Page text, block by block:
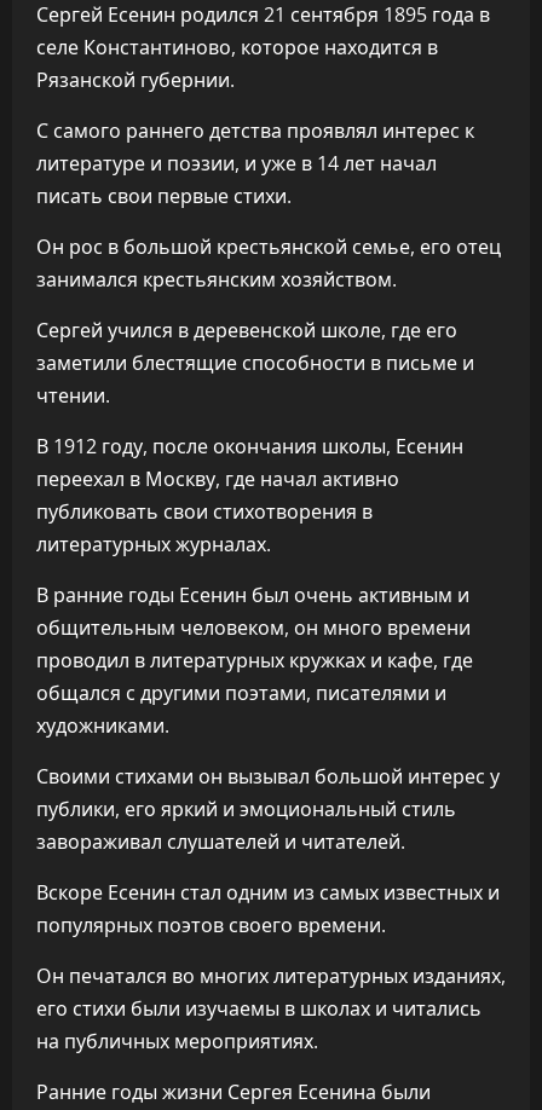
Сергей Есенин родился 21 сентября 1895 года в
селе Константиново, которое находится в
Рязанской губернии.
С самого раннего детства проявлял интерес к
литературе и поэзии, и уже в 14 лет начал
писать свои первые стихи.
Он рос в большой крестьянской семье, его отец
занимался крестьянским хозяйством.
Сергей учился в деревенской школе, где его
заметили блестящие способности в письме и
чтении.
В 1912 году, после окончания школы, Есенин
переехал в Москву, где начал активно
публиковать свои стихотворения в
литературных журналах.
В ранние годы Есенин был очень активным и
общительным человеком, он много времени
проводил в литературных кружках и кафе, где
общался с другими поэтами, писателями и
художниками.
Своими стихами он вызывал большой интерес у
публики, его яркий и эмоциональный стиль
завораживал слушателей и читателей.
Вскоре Есенин стал одним из самых известных и
популярных поэтов своего времени.
Он печатался во многих литературных изданиях,
его стихи были изучаемы в школах и читались
на публичных мероприятиях.
Ранние годы жизни Сергея Есенина были